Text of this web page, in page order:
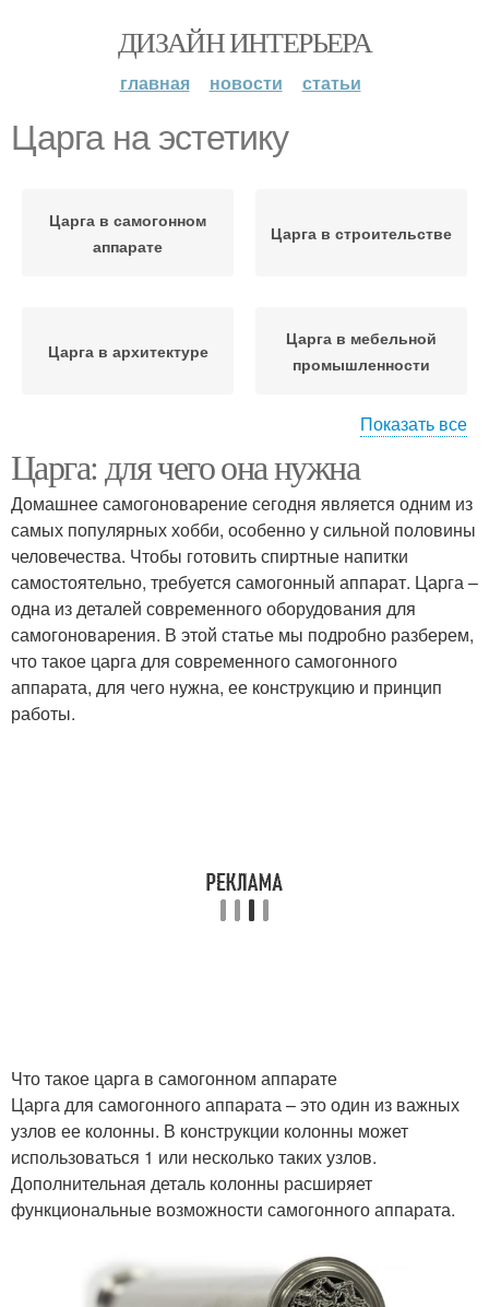
ДИЗАЙН ИНТЕРЬЕРА
главная новости статьи
Царга на эстетику
Царга в самогонном
аппарате
Царга в строительстве
Царга в архитектуре
Царга в мебельной
промышленности
дизайне
Показать все
Царга: для чего она нужна
Домашнее самогоноварение сегодня является одним из
самых популярных хобби, особенно у сильной половины
человечества. Чтобы готовить спиртные напитки
самостоятельно, требуется самогонный аппарат. Царга –
одна из деталей современного оборудования для
самогоноварения. В этой статье мы подробно разберем,
что такое царга для современного самогонного
аппарата, для чего нужна, ее конструкцию и принцип
работы.
Что такое царга в самогонном аппарате
Царга для самогонного аппарата – это один из важных
узлов ее колонны. В конструкции колонны может
использоваться 1 или несколько таких узлов.
Дополнительная деталь колонны расширяет
функциональные возможности самогонного аппарата.